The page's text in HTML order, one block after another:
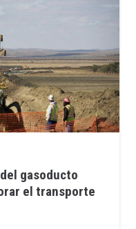
gasoducto
el transporte